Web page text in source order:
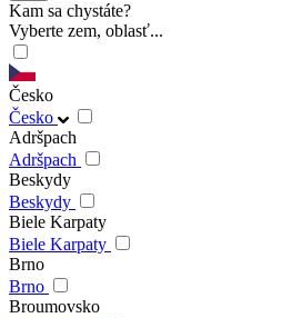
Kam sa chystáte?
Vyberte zem, oblasť...
Česko
Česko
Adršpach
Adršpach
Beskydy
Beskydy
Biele Karpaty
Biele Karpaty
Brno
Brno
Broumovsko